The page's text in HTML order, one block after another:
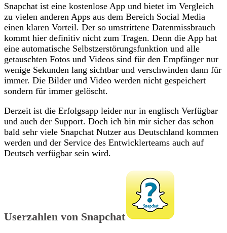
Snapchat ist eine kostenlose App und bietet im Vergleich
zu vielen anderen Apps aus dem Bereich Social Media
einen klaren Vorteil. Der so umstrittene Datenmissbrauch
kommt hier definitiv nicht zum Tragen. Denn die App hat
eine automatische Selbstzerstörungsfunktion und alle
getauschten Fotos und Videos sind für den Empfänger nur
wenige Sekunden lang sichtbar und verschwinden dann für
immer. Die Bilder und Video werden nicht gespeichert
sondern für immer gelöscht.
Derzeit ist die Erfolgsapp leider nur in englisch Verfügbar
und auch der Support. Doch ich bin mir sicher das schon
bald sehr viele Snapchat Nutzer aus Deutschland kommen
werden und der Service des Entwicklerteams auch auf
Deutsch verfügbar sein wird.
Userzahlen von Snapchat